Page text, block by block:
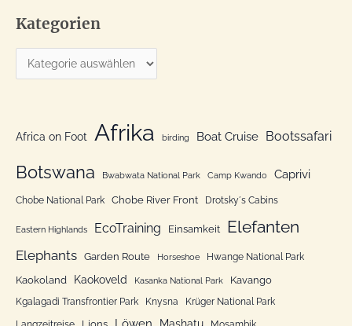
h
e
c
Kategorien
a
g
o
i
e
n
Africa on Foot Afrika birding Boat Cruise Bootssafari
Botswana Bwabwata National Park Camp Kwando Caprivi
Chobe National Park Chobe River Front Drotsky´s Cabins
Eastern Highlands EcoTraining Einsamkeit Elefanten
Elephants Garden Route Horseshoe Hwange National Park
Kaokoland Kaokoveld Kasanka National Park Kavango
Kgalagadi Transfrontier Park Knysna Krüger National Park
Mashatu